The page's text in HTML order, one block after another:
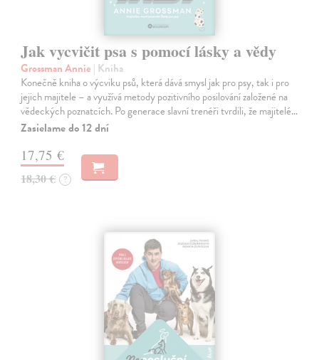
Jak vycvičit psa s pomocí lásky a vědy
Grossman Annie | Kniha
Konečně kniha o výcviku psů, která dává smysl jak pro psy, tak i pro
jejich majitele – a využívá metody pozitivního posilování založené na
vědeckých poznatcích. Po generace slavní trenéři tvrdili, že majitelé…
Zasielame do 12 dní
17,75 €
18,30 € ?